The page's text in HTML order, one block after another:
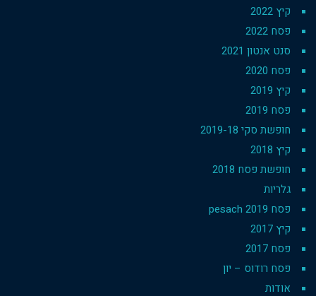
קיץ 2022
פסח 2022
סנט אנטון 2021
פסח 2020
קיץ 2019
פסח 2019
חופשת סקי 2019-18
קיץ 2018
חופשת פסח 2018
גלריות
פסח 2019 pesach
קיץ 2017
פסח 2017
פסח רודוס – יון
אודות